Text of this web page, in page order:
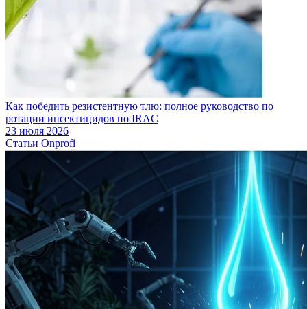
Как победить резистентную тлю: полное руководство по
ротации инсектицидов по IRAC
23 июля 2026
Статьи Onprofi